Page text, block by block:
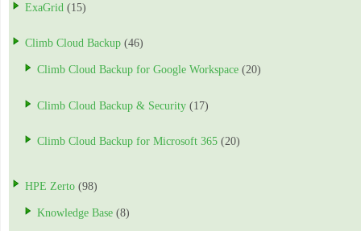
ExaGrid (15)
Climb Cloud Backup (46)
Climb Cloud Backup for Google Workspace (20)
Climb Cloud Backup & Security (17)
Climb Cloud Backup for Microsoft 365 (20)
HPE Zerto (98)
Knowledge Base (8)